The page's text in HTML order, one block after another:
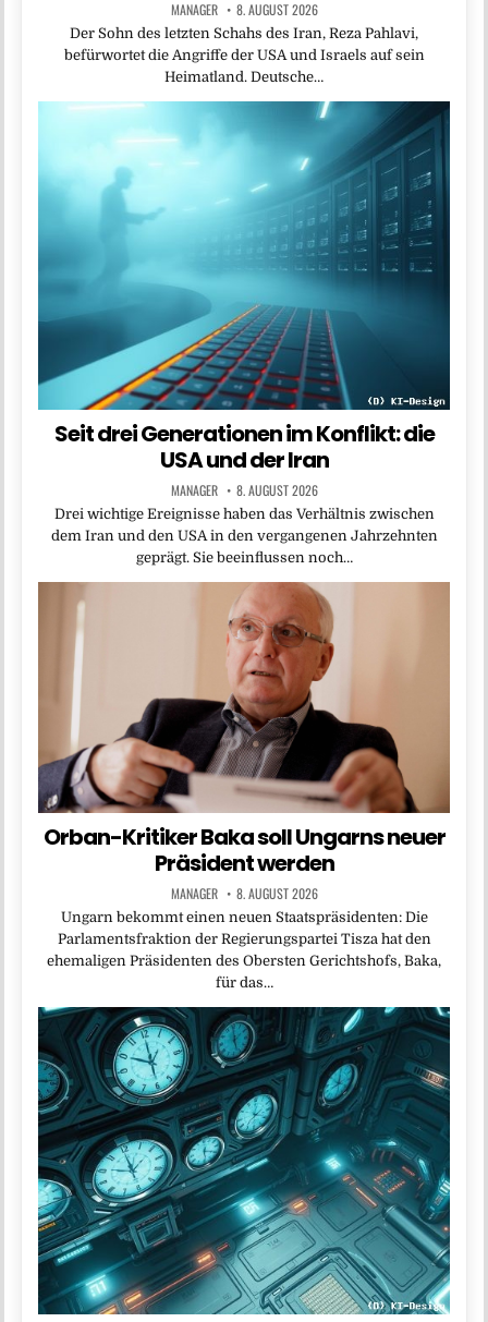
MANAGER 8. AUGUST 2026
Der Sohn des letzten Schahs des Iran, Reza Pahlavi,
befürwortet die Angriffe der USA und Israels auf sein
Heimatland. Deutsche…
Seit drei Generationen im Konflikt: die
USA und der Iran
MANAGER 8. AUGUST 2026
Drei wichtige Ereignisse haben das Verhältnis zwischen
dem Iran und den USA in den vergangenen Jahrzehnten
geprägt. Sie beeinflussen noch…
Orban-Kritiker Baka soll Ungarns neuer
Präsident werden
MANAGER 8. AUGUST 2026
Ungarn bekommt einen neuen Staatspräsidenten: Die
Parlamentsfraktion der Regierungspartei Tisza hat den
ehemaligen Präsidenten des Obersten Gerichtshofs, Baka,
für das…